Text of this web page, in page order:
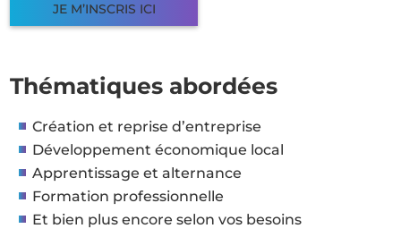
JE M’INSCRIS ICI
Thématiques abordées
Création et reprise d’entreprise
Développement économique local
Apprentissage et alternance
Formation professionnelle
Et bien plus encore selon vos besoins